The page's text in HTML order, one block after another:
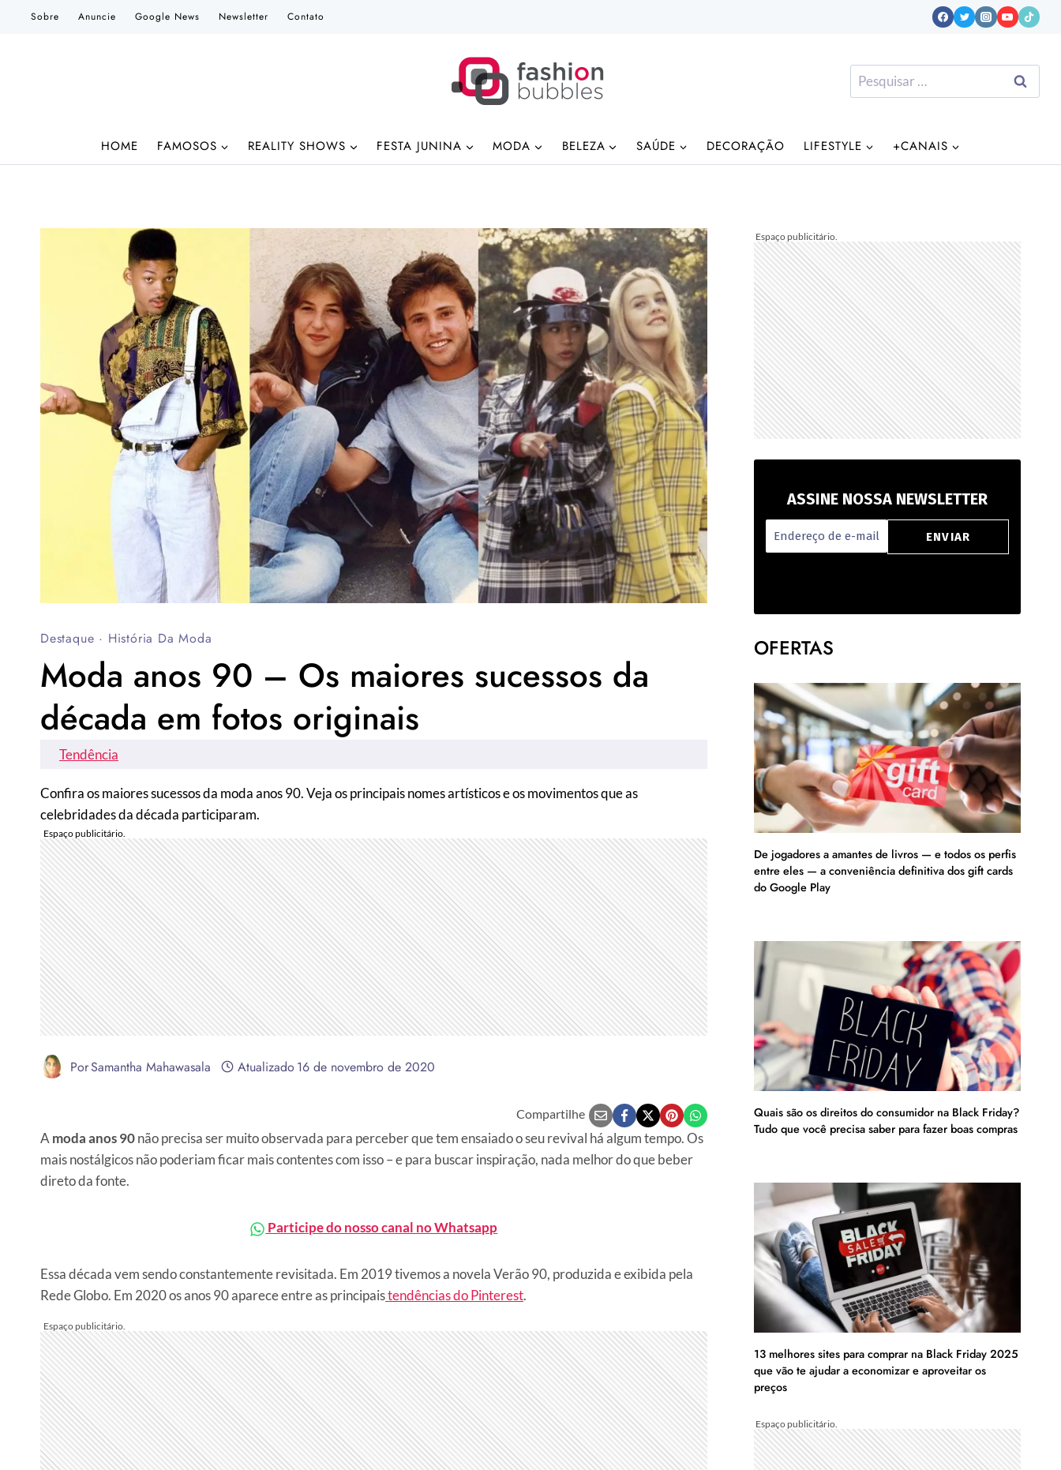
Sobre Anuncie Google News Newsletter Contato
Pesquisar
por:
HOME FAMOSOS REALITY SHOWS FESTA JUNINA MODA BELEZA SAÚDE DECORAÇÃO LIFESTYLE +CANAIS
Destaque · História Da Moda
Moda anos 90 – Os maiores sucessos da
década em fotos originais
Tendência
Confira os maiores sucessos da moda anos 90. Veja os principais nomes artísticos e os movimentos que as
celebridades da década participaram.
PorSamantha Mahawasala Atualizado16 de novembro de 2020
Compartilhe
Amoda anos 90não precisa ser muito observada para perceber que tem ensaiado o seu revival há algum tempo. Os
mais nostálgicos não poderiam ficar mais contentes com isso – e para buscar inspiração, nada melhor do que beber
direto da fonte.
Participe do nosso canal no Whatsapp
Essa década vem sendo constantemente revisitada. Em 2019 tivemos a novela Verão 90, produzida e exibida pela
Rede Globo. Em 2020 os anos 90 aparece entre as principaistendências do Pinterest.
ASSINE NOSSA NEWSLETTER
OFERTAS
De jogadores a amantes de livros — e todos os perfis
entre eles — a conveniência definitiva dos gift cards
do Google Play
Quais são os direitos do consumidor na Black Friday?
Tudo que você precisa saber para fazer boas compras
13 melhores sites para comprar na Black Friday 2025
que vão te ajudar a economizar e aproveitar os
preços